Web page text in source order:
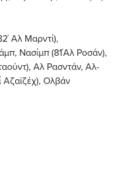
Αλ Μαρντί),
Νασίμπ (81΄Αλ Ροσάν),
Αλ Ρασντάν, Αλ-
Ολβάν